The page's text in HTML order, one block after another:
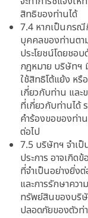
สิทธิของท่านได้
7.4 หากเป็นกรณี
บุคคลของท่านต
ประโยชน์โดยชอ
กฎหมาย บริษัทฯ
ใช้สิทธิโต้แย้ง หรื
เกี่ยวกับท่าน แล
ที่เกี่ยวกับท่านได้
คำร้องขอของท่า
ต่อไป
7.5 บริษัทฯ จำเป็
ประการ อาจเกิ
ที่จำเป็นอย่างยิ่ง
และการรักษาคว
ทรัพย์สินของบริ
ปลอดภัยของตัวท่